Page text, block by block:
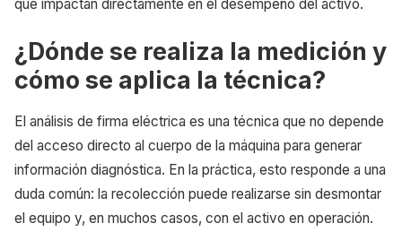
que impactan directamente en el desempeño del activo.
¿Dónde se realiza la medición y
cómo se aplica la técnica?
El análisis de firma eléctrica es una técnica que no depende
del acceso directo al cuerpo de la máquina para generar
información diagnóstica. En la práctica, esto responde a una
duda común: la recolección puede realizarse sin desmontar
el equipo y, en muchos casos, con el activo en operación.